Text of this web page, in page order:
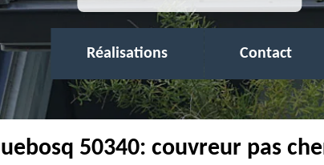
Réalisations Contact
50340: couvreur pas